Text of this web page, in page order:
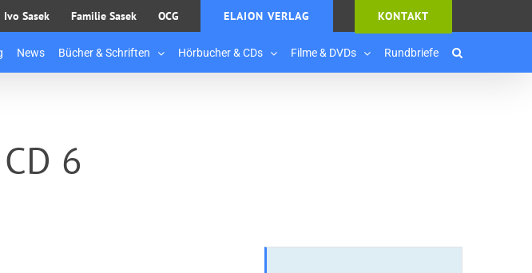
Ivo Sasek Familie Sasek OCG ELAION VERLAG KONTAKT
News Bücher & Schriften Hörbucher & CDs Filme & DVDs Rundbriefe
6